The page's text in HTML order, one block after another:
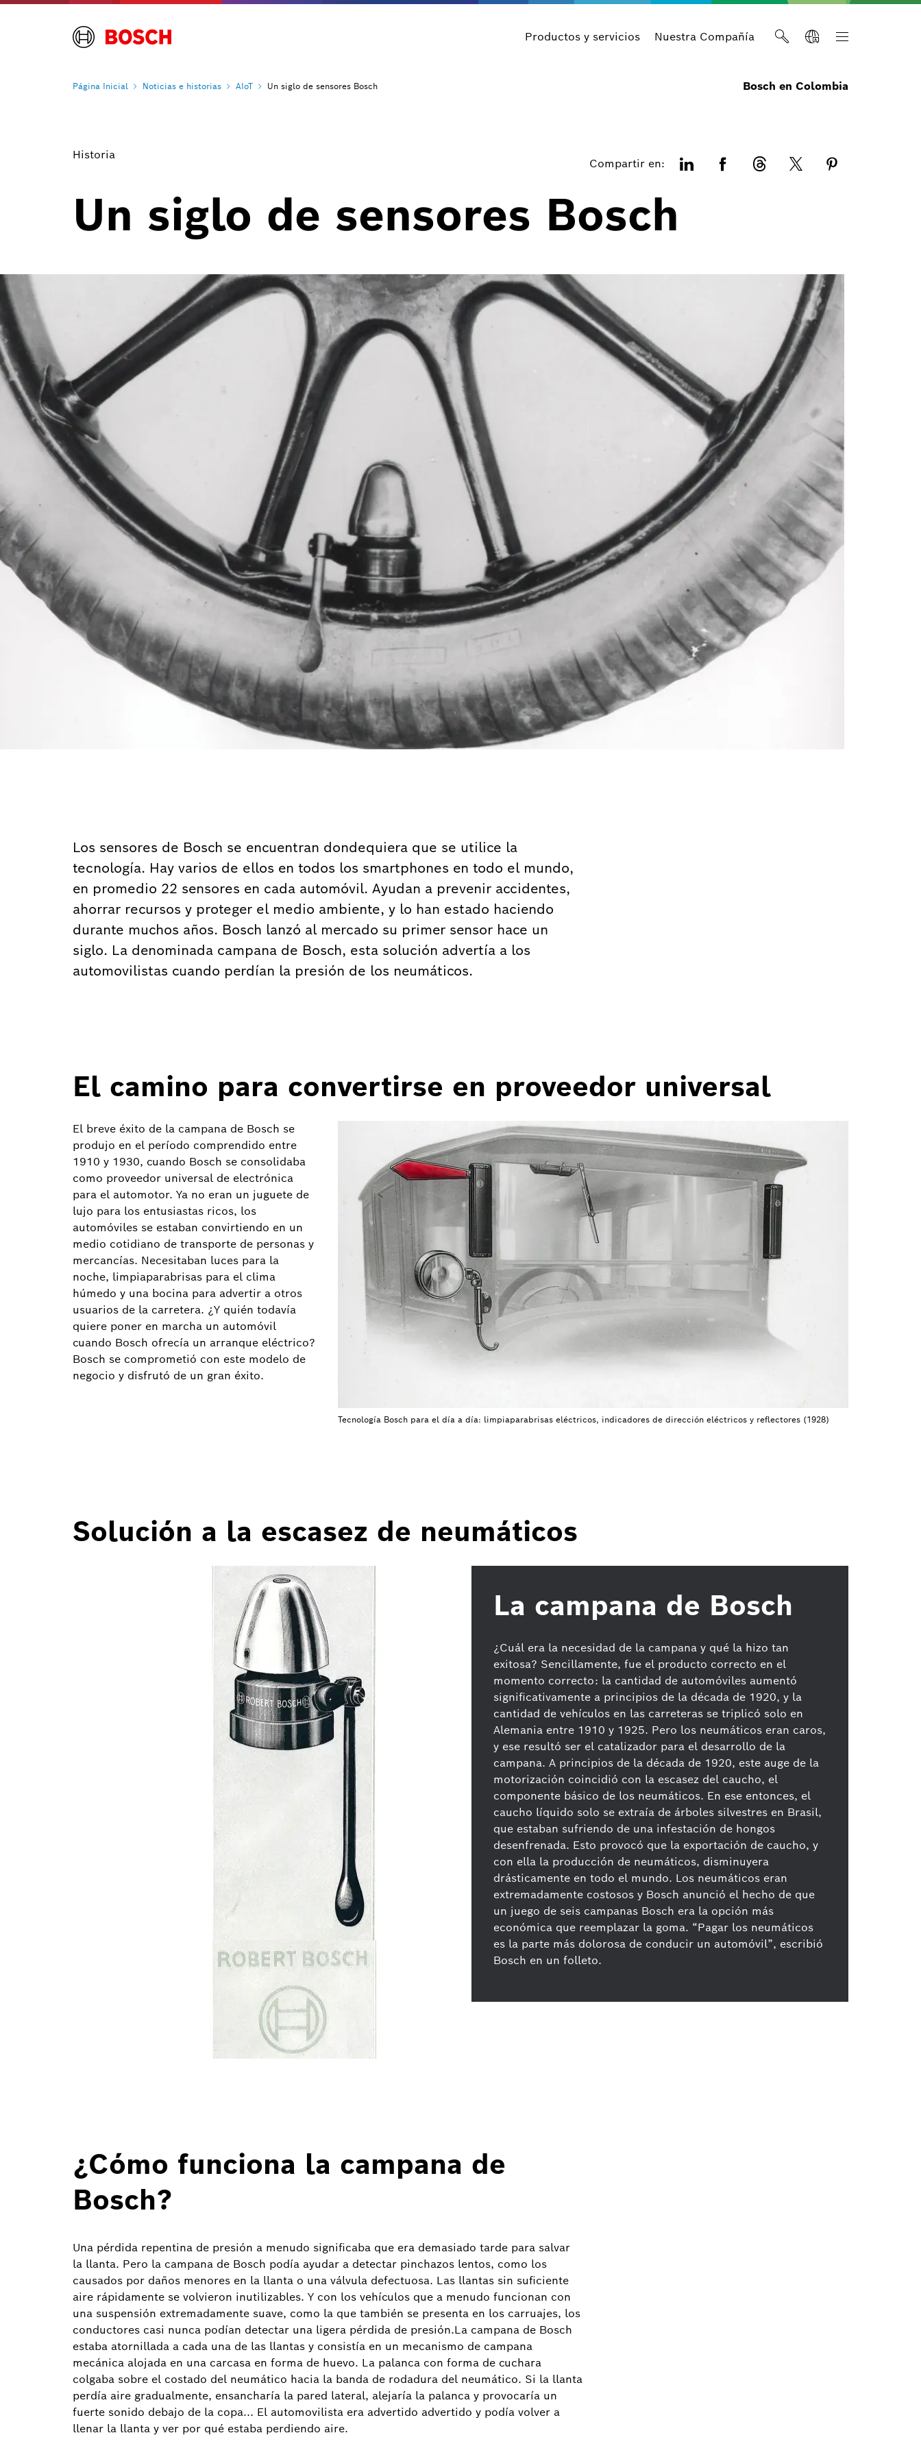
Productos y servicios Nuestra Compañía
Página Inicial Noticias e historias AIoT Un siglo de sensores Bosch Bosch en Colombia
Historia
Compartir en:
Un siglo de sensores Bosch
Los sensores de Bosch se encuentran dondequiera que se utilice la
tecnología. Hay varios de ellos en todos los smartphones en todo el mundo,
en promedio 22 sensores en cada automóvil. Ayudan a prevenir accidentes,
ahorrar recursos y proteger el medio ambiente, y lo han estado haciendo
durante muchos años. Bosch lanzó al mercado su primer sensor hace un
siglo. La denominada campana de Bosch, esta solución advertía a los
automovilistas cuando perdían la presión de los neumáticos.
El camino para convertirse en proveedor universal
El breve éxito de la campana de Bosch se
produjo en el período comprendido entre
1910 y 1930, cuando Bosch se consolidaba
como proveedor universal de electrónica
para el automotor. Ya no eran un juguete de
lujo para los entusiastas ricos, los
automóviles se estaban convirtiendo en un
medio cotidiano de transporte de personas y
mercancías. Necesitaban luces para la
noche, limpiaparabrisas para el clima
húmedo y una bocina para advertir a otros
usuarios de la carretera. ¿Y quién todavía
quiere poner en marcha un automóvil
cuando Bosch ofrecía un arranque eléctrico?
Bosch se comprometió con este modelo de
negocio y disfrutó de un gran éxito.
Tecnología Bosch para el día a día: limpiaparabrisas eléctricos, indicadores de dirección eléctricos y reflectores (1928)
Solución a la escasez de neumáticos
La campana de Bosch
¿Cuál era la necesidad de la campana y qué la hizo tan
exitosa? Sencillamente, fue el producto correcto en el
momento correcto: la cantidad de automóviles aumentó
significativamente a principios de la década de 1920, y la
cantidad de vehículos en las carreteras se triplicó solo en
Alemania entre 1910 y 1925. Pero los neumáticos eran caros,
y ese resultó ser el catalizador para el desarrollo de la
campana. A principios de la década de 1920, este auge de la
motorización coincidió con la escasez del caucho, el
componente básico de los neumáticos. En ese entonces, el
caucho líquido solo se extraía de árboles silvestres en Brasil,
que estaban sufriendo de una infestación de hongos
desenfrenada. Esto provocó que la exportación de caucho, y
con ella la producción de neumáticos, disminuyera
drásticamente en todo el mundo. Los neumáticos eran
extremadamente costosos y Bosch anunció el hecho de que
un juego de seis campanas Bosch era la opción más
económica que reemplazar la goma. “Pagar los neumáticos
es la parte más dolorosa de conducir un automóvil”, escribió
Bosch en un folleto.
¿Cómo funciona la campana de
Bosch?
Una pérdida repentina de presión a menudo significaba que era demasiado tarde para salvar
la llanta. Pero la campana de Bosch podía ayudar a detectar pinchazos lentos, como los
causados ​​por daños menores en la llanta o una válvula defectuosa. Las llantas sin suficiente
aire rápidamente se volvieron inutilizables. Y con los vehículos que a menudo funcionan con
una suspensión extremadamente suave, como la que también se presenta en los carruajes, los
conductores casi nunca podían detectar una ligera pérdida de presión.La campana de Bosch
estaba atornillada a cada una de las llantas y consistía en un mecanismo de campana
mecánica alojada en una carcasa en forma de huevo. La palanca con forma de cuchara
colgaba sobre el costado del neumático hacia la banda de rodadura del neumático. Si la llanta
perdía aire gradualmente, ensancharía la pared lateral, alejaría la palanca y provocaría un
fuerte sonido debajo de la copa... El automovilista era advertido advertido y podía volver a
llenar la llanta y ver por qué estaba perdiendo aire.